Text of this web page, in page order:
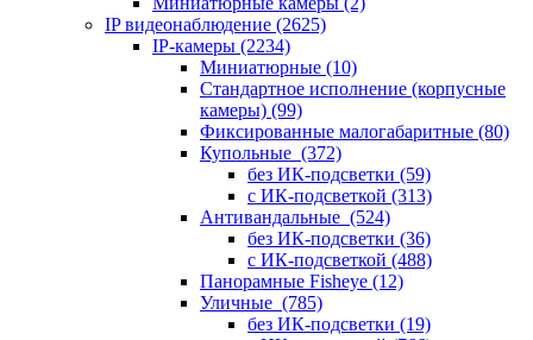
IP видеонаблюдение (2625)
IP-камеры (2234)
Миниатюрные (10)
Стандартное исполнение (корпусные
камеры) (99)
Фиксированные малогабаритные (80)
Купольные (372)
без ИК-подсветки (59)
с ИК-подсветкой (313)
Антивандальные (524)
без ИК-подсветки (36)
с ИК-подсветкой (488)
Панорамные Fisheye (12)
Уличные (785)
без ИК-подсветки (19)